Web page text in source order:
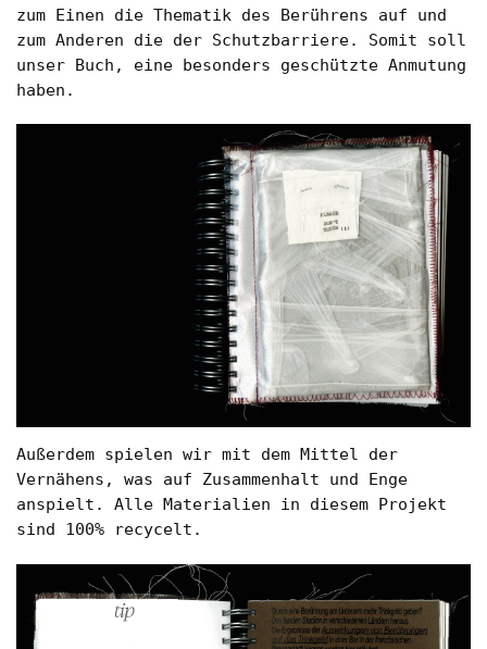
zum Einen die Thematik des Berührens auf und
zum Anderen die der Schutzbarriere. Somit soll
unser Buch, eine besonders geschützte Anmutung
haben.
Außerdem spielen wir mit dem Mittel der
Vernähens, was auf Zusammenhalt und Enge
anspielt. Alle Materialien in diesem Projekt
sind 100% recycelt.